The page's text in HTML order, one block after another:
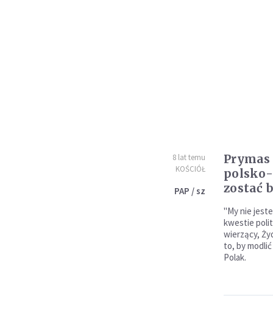
8 lat temu
KOŚCIÓŁ
PAP / sz
zostać
"My nie
kwestie
wierzący,
to, by
Polak.